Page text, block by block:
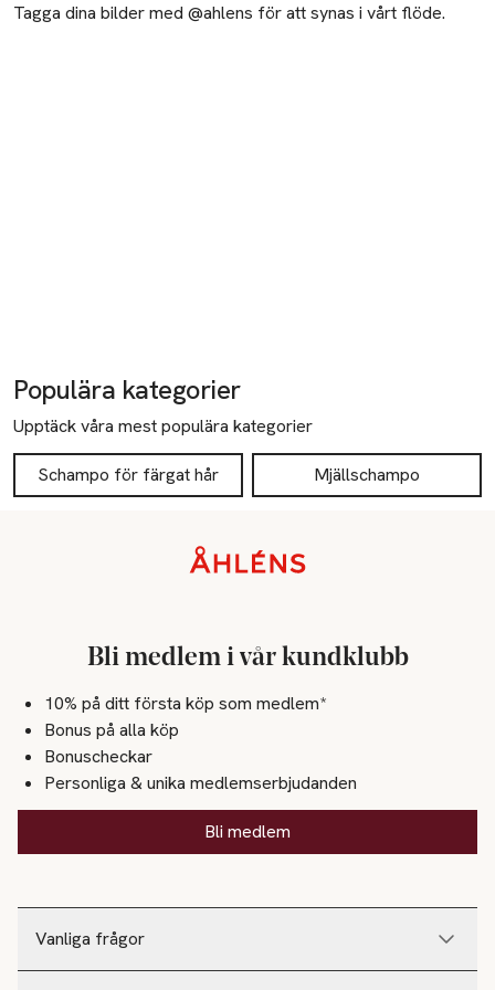
Tagga dina bilder med @ahlens för att synas i vårt flöde.
Populära kategorier
Upptäck våra mest populära kategorier
Schampo för färgat hår Mjällschampo
Vanliga frågor
Bli medlem i vår kundklubb
10% på ditt första köp som medlem*
Bonus på alla köp
Bonuscheckar
Personliga & unika medlemserbjudanden
Bli medlem